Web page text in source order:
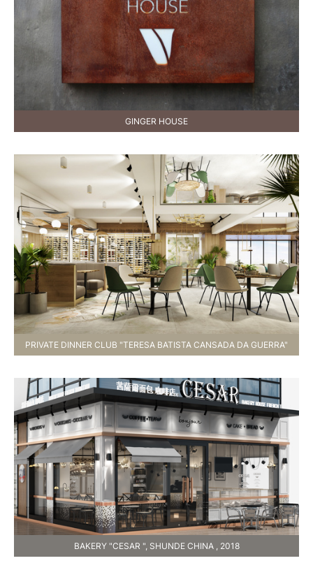
GINGER HOUSE
PRIVATE DINNER CLUB "TERESA BATISTA CANSADA DA GUERRA"
BAKERY "CESAR ", SHUNDE CHINA , 2018